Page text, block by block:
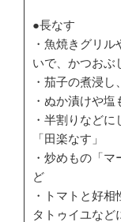
●長なす
・魚焼きグリ
いで、かつおぶ
・茄子の煮浸し
・ぬか漬けや
・半割りなど
「田楽なす」
・炒めもの「
ど
・トマトと好
タトゥイユなど